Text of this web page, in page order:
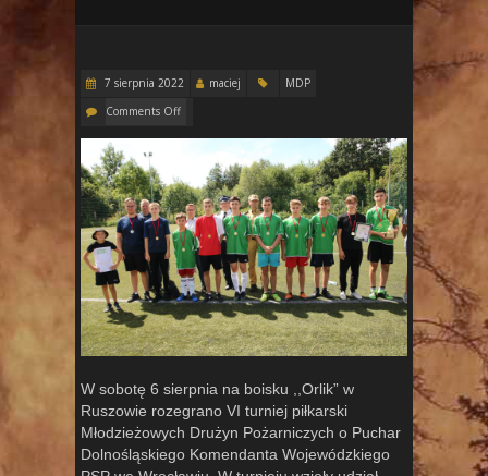
7 sierpnia 2022 maciej
MDP
Comments Off
W sobotę 6 sierpnia na boisku ,,Orlik” w
Ruszowie rozegrano VI turniej piłkarski
Młodzieżowych Drużyn Pożarniczych o Puchar
Dolnośląskiego Komendanta Wojewódzkiego